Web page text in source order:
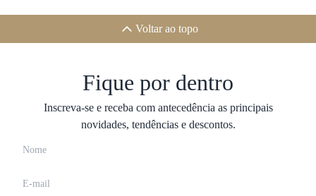
Voltar ao topo
Fique por dentro
Inscreva-se e receba com antecedência as principais
novidades, tendências e descontos.